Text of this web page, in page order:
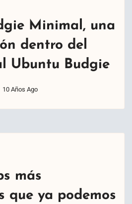
Minimal, una
dentro del
Ubuntu Budgie
10 Años Ago
más
que ya podemos